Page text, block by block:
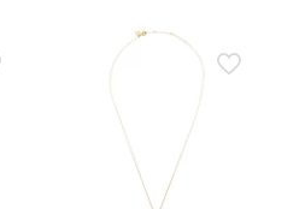
produkt
Opcje
można
wybrać
na